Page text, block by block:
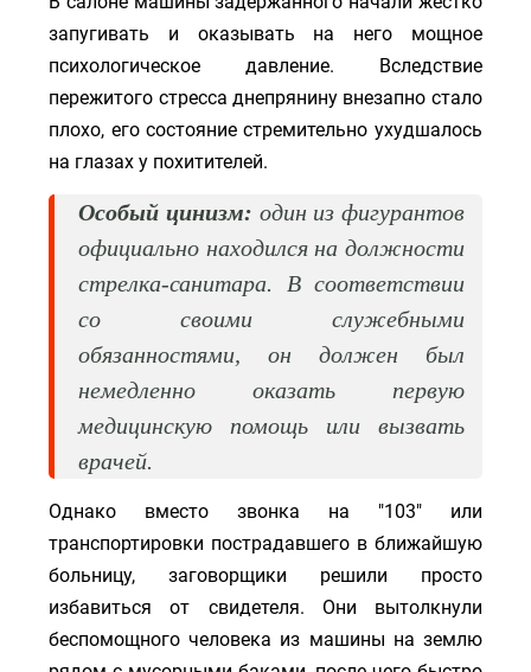
запугивать и оказывать на него мощное
психологическое давление. Вследствие
пережитого стресса днепрянину внезапно стало
плохо, его состояние стремительно ухудшалось
на глазах у похитителей.
Особый цинизм: один из фигурантов
официально находился на должности
стрелка-санитара. В соответствии
со своими служебными
обязанностями, он должен был
немедленно оказать первую
медицинскую помощь или вызвать
врачей.
Однако вместо звонка на "103" или
транспортировки пострадавшего в ближайшую
больницу, заговорщики решили просто
избавиться от свидетеля. Они вытолкнули
беспомощного человека из машины на землю